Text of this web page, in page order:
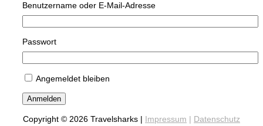
Benutzername oder E-Mail-Adresse
Passwort
Angemeldet bleiben
Anmelden
Copyright © 2026 Travelsharks | Impressum | Datenschutz